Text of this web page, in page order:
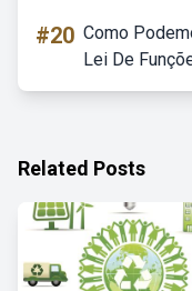
#20 Como
Lei De
Related Posts